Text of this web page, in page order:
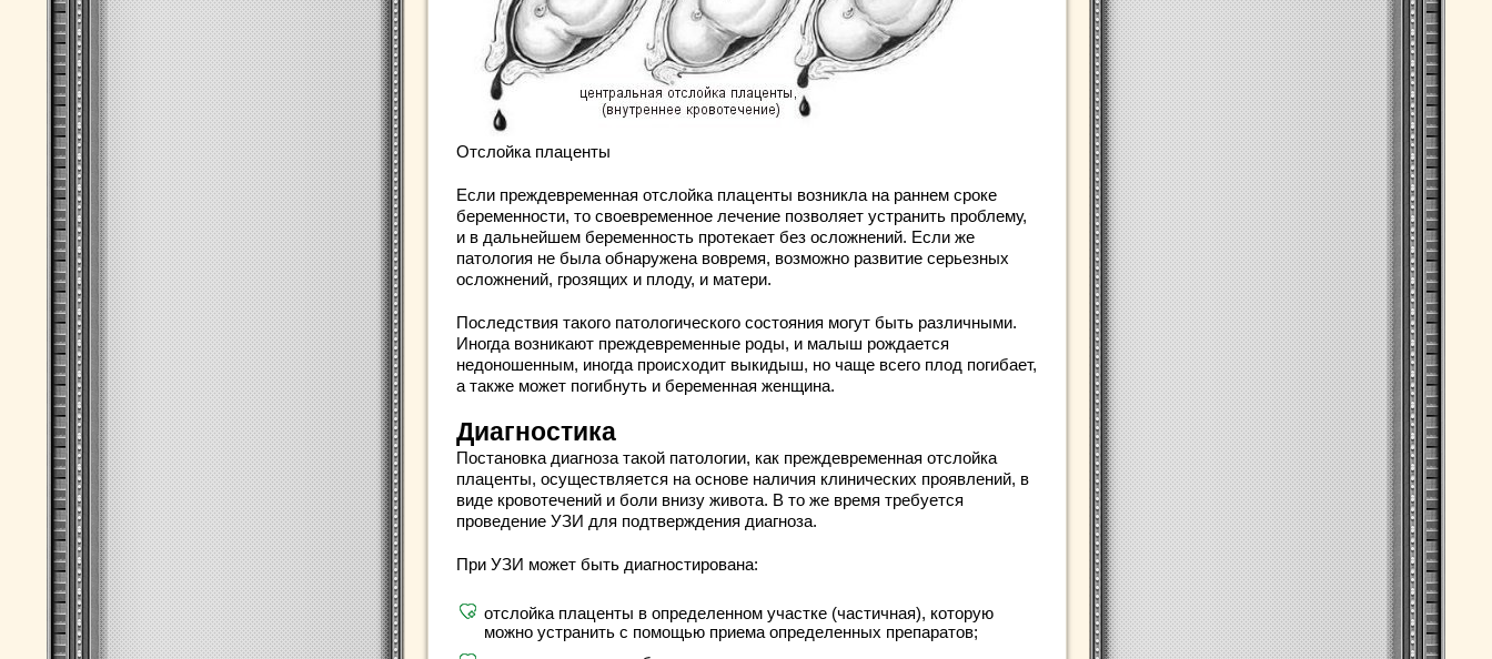
Отслойка плаценты
Если преждевременная отслойка плаценты возникла на раннем сроке
беременности, то своевременное лечение позволяет устранить проблему,
и в дальнейшем беременность протекает без осложнений. Если же
патология не была обнаружена вовремя, возможно развитие серьезных
осложнений, грозящих и плоду, и матери.
Последствия такого патологического состояния могут быть различными.
Иногда возникают преждевременные роды, и малыш рождается
недоношенным, иногда происходит выкидыш, но чаще всего плод погибает,
а также может погибнуть и беременная женщина.
Диагностика
Постановка диагноза такой патологии, как преждевременная отслойка
плаценты, осуществляется на основе наличия клинических проявлений, в
виде кровотечений и боли внизу живота. В то же время требуется
проведение УЗИ для подтверждения диагноза.
При УЗИ может быть диагностирована:
отслойка плаценты в определенном участке (частичная), которую
можно устранить с помощью приема определенных препаратов;